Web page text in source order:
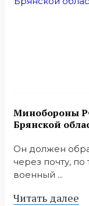
Минобoроны
Брянской
Он должен
через почту,
военный ...
Читать далее